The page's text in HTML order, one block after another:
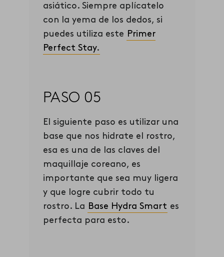
asiático. Siempre aplícatelo
con la yema de los dedos, si
puedes utiliza este Primer
Perfect Stay.
PASO 05
El siguiente paso es utilizar una
base que nos hidrate el rostro,
esa es una de las claves del
maquillaje coreano, es
importante que sea muy ligera
y que logre cubrir todo tu
rostro. La Base Hydra Smart es
perfecta para esto.